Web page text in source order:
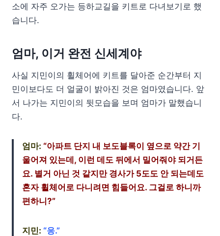
소에 자주 오가는 등하교길을 키트로 다녀보기로 했
습니다.
엄마, 이거 완전 신세계야
사실 지민이의 휠체어에 키트를 달아준 순간부터 지
민이보다도 더 얼굴이 밝아진 것은 엄마였습니다. 앞
서 나가는 지민이의 뒷모습을 보며 엄마가 말했습니
다.
엄마: “아파트 단지 내 보도블록이 옆으로 약간 기
울어져 있는데, 이런 데도 뒤에서 밀어줘야 되거든
요. 별거 아닌 것 같지만 경사가 5도도 안 되는데도
혼자 휠체어로 다니려면 힘들어요. 그걸로 하니까
편하니?”
지민: “응.”